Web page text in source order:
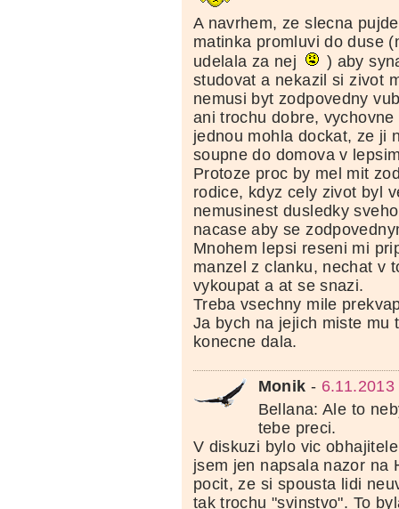
A navrhem, ze slecna
matinka promluvi do duse
udelala za nej
) aby
studovat a nekazil si zivot
nemusi byt zodpovedny
ani trochu dobre,
jednou mohla dockat, ze ji
soupne do domova v
Protoze proc by mel mit
rodice, kdyz cely zivot byl
nemusinest dusledky
nacase aby se
Mnohem lepsi reseni mi
manzel z clanku, nechat v
vykoupat a at se snazi.
Treba vsechny mile
Ja bych na jejich miste mu
konecne dala.
Monik -
Bellana: Ale to
tebe preci.
V diskuzi bylo vic
jsem jen napsala nazor na
pocit, ze si spousta lidi
tak trochu "svinstvo". To